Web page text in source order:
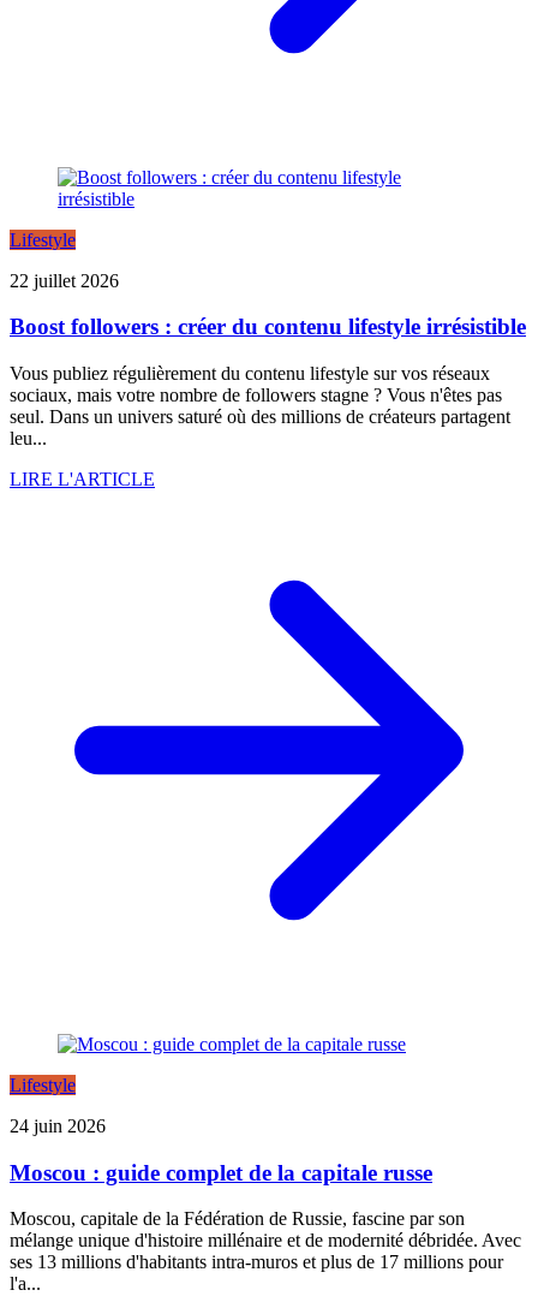
Lifestyle
22 juillet 2026
Boost followers : créer du contenu lifestyle irrésistible
Vous publiez régulièrement du contenu lifestyle sur vos réseaux
sociaux, mais votre nombre de followers stagne ? Vous n'êtes pas
seul. Dans un univers saturé où des millions de créateurs partagent
leu...
LIRE L'ARTICLE
Lifestyle
24 juin 2026
Moscou : guide complet de la capitale russe
Moscou, capitale de la Fédération de Russie, fascine par son
mélange unique d'histoire millénaire et de modernité débridée. Avec
ses 13 millions d'habitants intra-muros et plus de 17 millions pour
l'a...